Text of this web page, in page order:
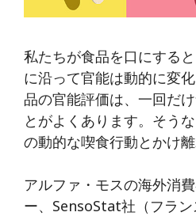
私たちが食品を口にする
に沿って官能は動的に変
品の官能評価は、一回だ
とがよくあります。そう
の動的な喫食行動とかけ離
アルファ・モスの海外消
ー、SensoStat社（フラ